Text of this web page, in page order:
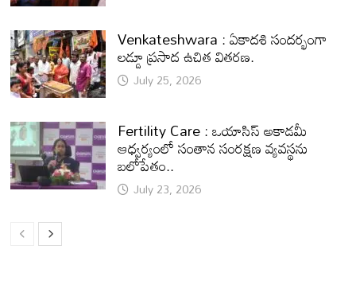
Venkateshwara : ఏకాదశి సందర్భంగా
లడ్డూ ప్రసాద ఉచిత వితరణ.
July 25, 2026
Fertility Care : ఒయాసిస్ అకాడమీ
ఆధ్వర్యంలో సంతాన సంరక్షణ వ్యవస్థను
బలోపేతం..
July 23, 2026